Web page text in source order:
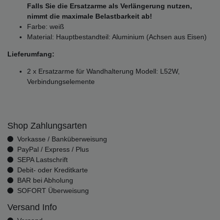
Falls Sie die Ersatzarme als Verlängerung nutzen,
nimmt die maximale Belastbarkeit ab!
Farbe: weiß
Material: Hauptbestandteil: Aluminium (Achsen aus Eisen)
Lieferumfang:
2 x Ersatzarme für Wandhalterung Modell: L52W,
Verbindungselemente
Shop Zahlungsarten
Vorkasse / Banküberweisung
PayPal / Express / Plus
SEPA Lastschrift
Debit- oder Kreditkarte
BAR bei Abholung
SOFORT Überweisung
Versand Info